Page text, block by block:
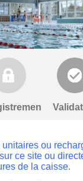
ou
ce site ou
de la caisse.